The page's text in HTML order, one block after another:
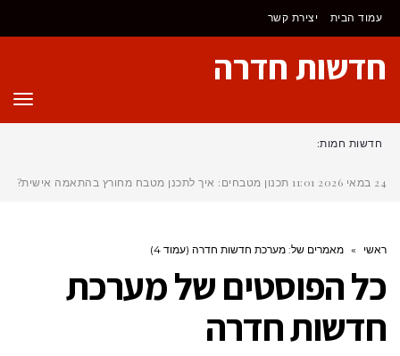
לתוכן
עמוד הבית יצירת קשר
חדשות חדרה
חדשות חמות:
24 במאי 2026 11:01 תכנון מטבחים: איך לתכנן מטבח מחורץ בהתאמה אישית?
ראשי » מאמרים של: מערכת חדשות חדרה (עמוד 4)
כל הפוסטים שלמערכת
חדשות חדרה